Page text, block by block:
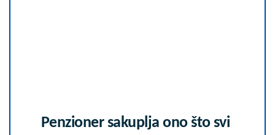
Penzioner sakuplja ono što svi